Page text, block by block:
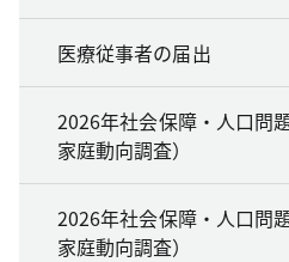
医療従事者の届出
2026年社会保障・人口問
家庭動向調査）
2026年社会保障・人口問
家庭動向調査）